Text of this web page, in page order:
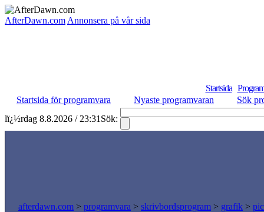
AfterDawn.com Annonsera på vår sida
Startsida
Startsida för programvara
Nyaste programvaran
Sök
lï¿½rdag 8.8.2026 / 23:31 Sök:
afterdawn.com > programvara > skrivbordsprogram > grafik >